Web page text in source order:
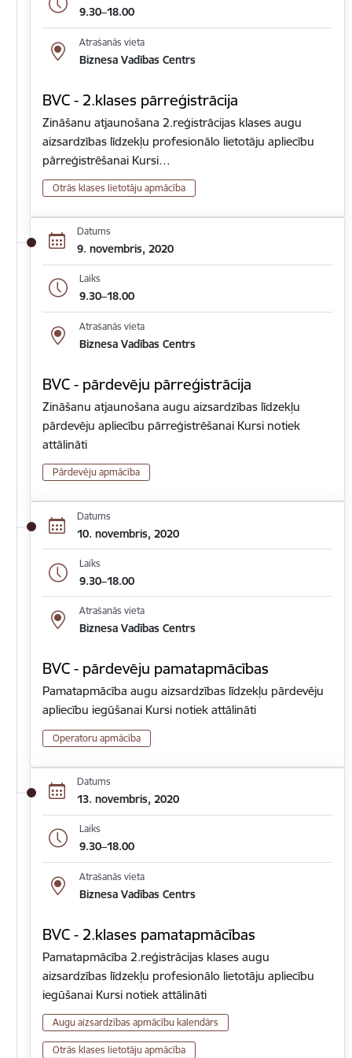
9.30–18.00
Atrašanās vieta
Biznesa Vadības Centrs
BVC - 2.klases pārreģistrācija
Zināšanu atjaunošana 2.reģistrācijas klases augu
aizsardzības līdzekļu profesionālo lietotāju apliecību
pārreģistrēšanai Kursi…
Otrās klases lietotāju apmācība
Datums
9. novembris, 2020
Laiks
9.30–18.00
Atrašanās vieta
Biznesa Vadības Centrs
BVC - pārdevēju pārreģistrācija
Zināšanu atjaunošana augu aizsardzības līdzekļu
pārdevēju apliecību pārreģistrēšanai Kursi notiek
attālināti
Pārdevēju apmācība
Datums
10. novembris, 2020
Laiks
9.30–18.00
Atrašanās vieta
Biznesa Vadības Centrs
BVC - pārdevēju pamatapmācības
Pamatapmācība augu aizsardzības līdzekļu pārdevēju
apliecību iegūšanai Kursi notiek attālināti
Operatoru apmācība
Datums
13. novembris, 2020
Laiks
9.30–18.00
Atrašanās vieta
Biznesa Vadības Centrs
BVC - 2.klases pamatapmācības
Pamatapmācība 2.reģistrācijas klases augu
aizsardzības līdzekļu profesionālo lietotāju apliecību
iegūšanai Kursi notiek attālināti
Augu aizsardzības apmācību kalendārs
Otrās klases lietotāju apmācība